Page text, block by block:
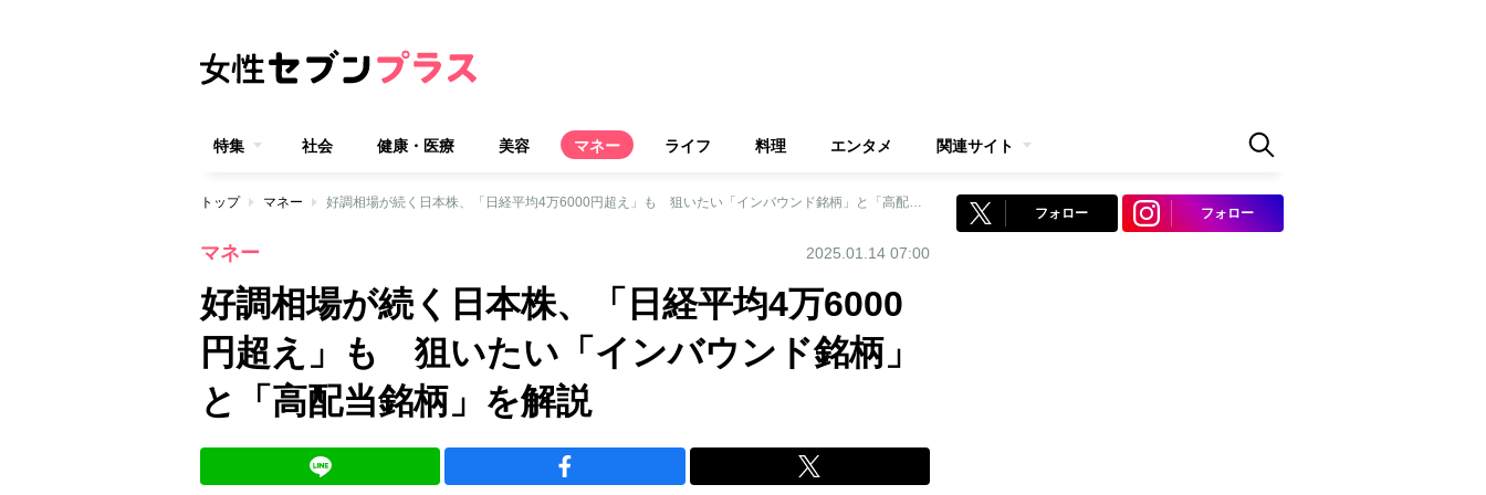
特集 社会 健康・医療 美容 マネー ライフ 料理 エンタメ 関連サイト
トップ マネー 好調相場が続く日本株、「日経平均4万6000円超え」も 狙いたい「インバウンド銘柄」と「高配当銘柄」を解説
マネー 2025.01.14 07:00
好調相場が続く日本株、「日経平均4万6000
円超え」も 狙いたい「インバウンド銘柄」
と「高配当銘柄」を解説
フォロー フォロー